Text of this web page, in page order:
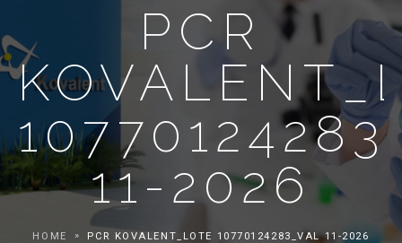
PCR
11-2026
HOME PCR KOVALENT_LOTE 10770124283_VAL 11-2026